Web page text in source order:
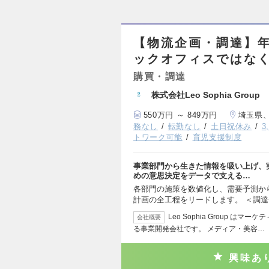
【物流企画・調達】
ックオフィスではな
購買・調達
株式会社Leo Sophia Group
550万円 ～ 849万円
埼玉県
務なし
転勤なし 土日祝休み
トワーク可能
育児支援制度
事業部門から生きた情報を吸い上げ
めの意思決定をデータで支える…
各部門の施策を数値化し、需要予測
計画の全工程をリードします。 ＜調
会社概要
Leo Sophia Group はマーケ
る事業開発会社です。 メディア・美容…
興味あ